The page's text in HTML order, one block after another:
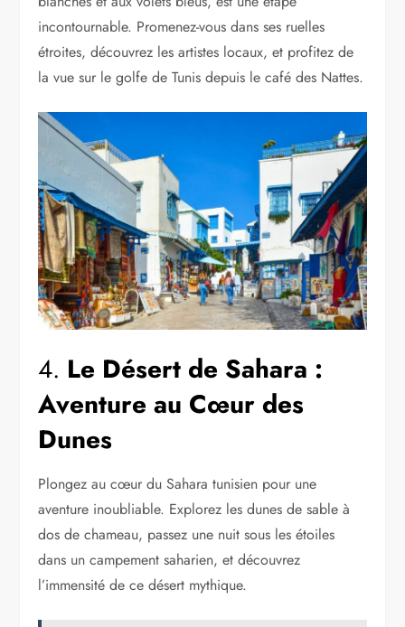
incontournable. Promenez-vous dans ses ruelles
étroites, découvrez les artistes locaux, et profitez de
la vue sur le golfe de Tunis depuis le café des Nattes.
4. Le Désert de Sahara :
Aventure au Cœur des
Dunes
Plongez au cœur du Sahara tunisien pour une
aventure inoubliable. Explorez les dunes de sable à
dos de chameau, passez une nuit sous les étoiles
dans un campement saharien, et découvrez
l’immensité de ce désert mythique.